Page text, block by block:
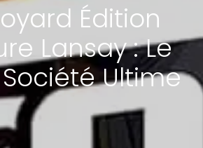
Édition
Lansay : Le
Ultime